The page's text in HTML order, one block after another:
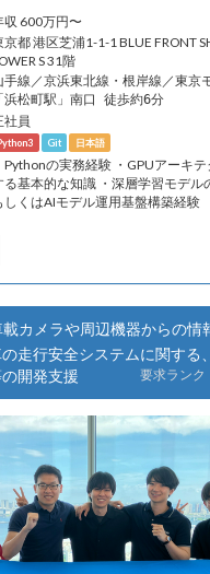
収 600万円〜
京都 港区芝浦1-1-1 BLUE FRONT
S 31階
手線／京浜東北線・根岸線／東京
浜松町駅」南口 徒歩約6分
社員
Git 日本語
Pythonの実務経験 ・GPUアーキ
る基本的な知識 ・深層学習モデル
しくはAIモデル運用基盤構築経験
載カメラや周辺機器からの情
走行安全システムに関する
開発支援
要求ランク